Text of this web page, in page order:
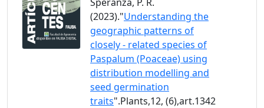
(2023)."Understanding the
geographic patterns of
closely - related species of
Paspalum (Poaceae) using
distribution modelling and
seed germination
traits".Plants,12, (6),art.1342